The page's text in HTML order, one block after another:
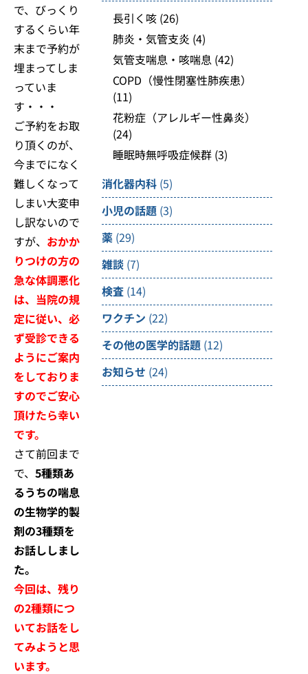
で、びっくり
するくらい年
末まで予約が
埋まってしま
っていま
す・・・
ご予約をお取
り頂くのが、
今までになく
難しくなって
しまい大変申
し訳ないので
すが、 おかか
りつけの方の
急な体調悪化
は、当院の規
定に従い、必
ず受診できる
ようにご案内
をしておりま
すのでご安心
頂けたら幸い
です。
さて前回まで
で、 5種類あ
るうちの喘息
の生物学的製
剤の3種類を
お話ししまし
た。
今回は、残り
の2種類につ
いてお話をし
てみようと思
います。
長引く咳 (26)
肺炎・気管支炎 (4)
気管支喘息・咳喘息 (42)
COPD（慢性閉塞性肺疾患）
(11)
花粉症（アレルギー性鼻炎）
(24)
睡眠時無呼吸症候群 (3)
消化器内科 (5)
小児の話題 (3)
薬 (29)
雑談 (7)
検査 (14)
ワクチン (22)
その他の医学的話題 (12)
お知らせ (24)